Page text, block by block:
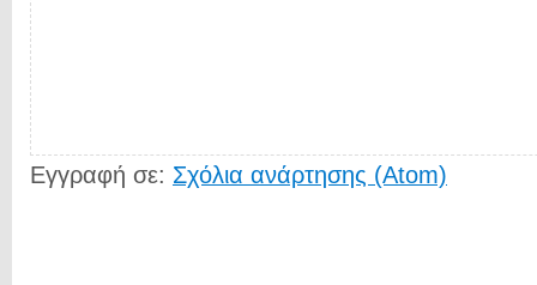
Εγγραφή σε: Σχόλια ανάρτησης (Atom)